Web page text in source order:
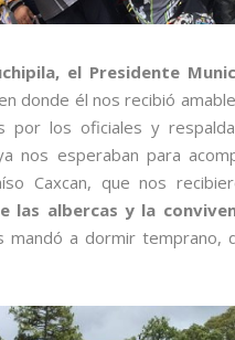
el Presidente
donde él nos recibió
por los oficiales y
nos esperaban para
Caxcan, que nos
las albercas y la
mandó a dormir temprano,